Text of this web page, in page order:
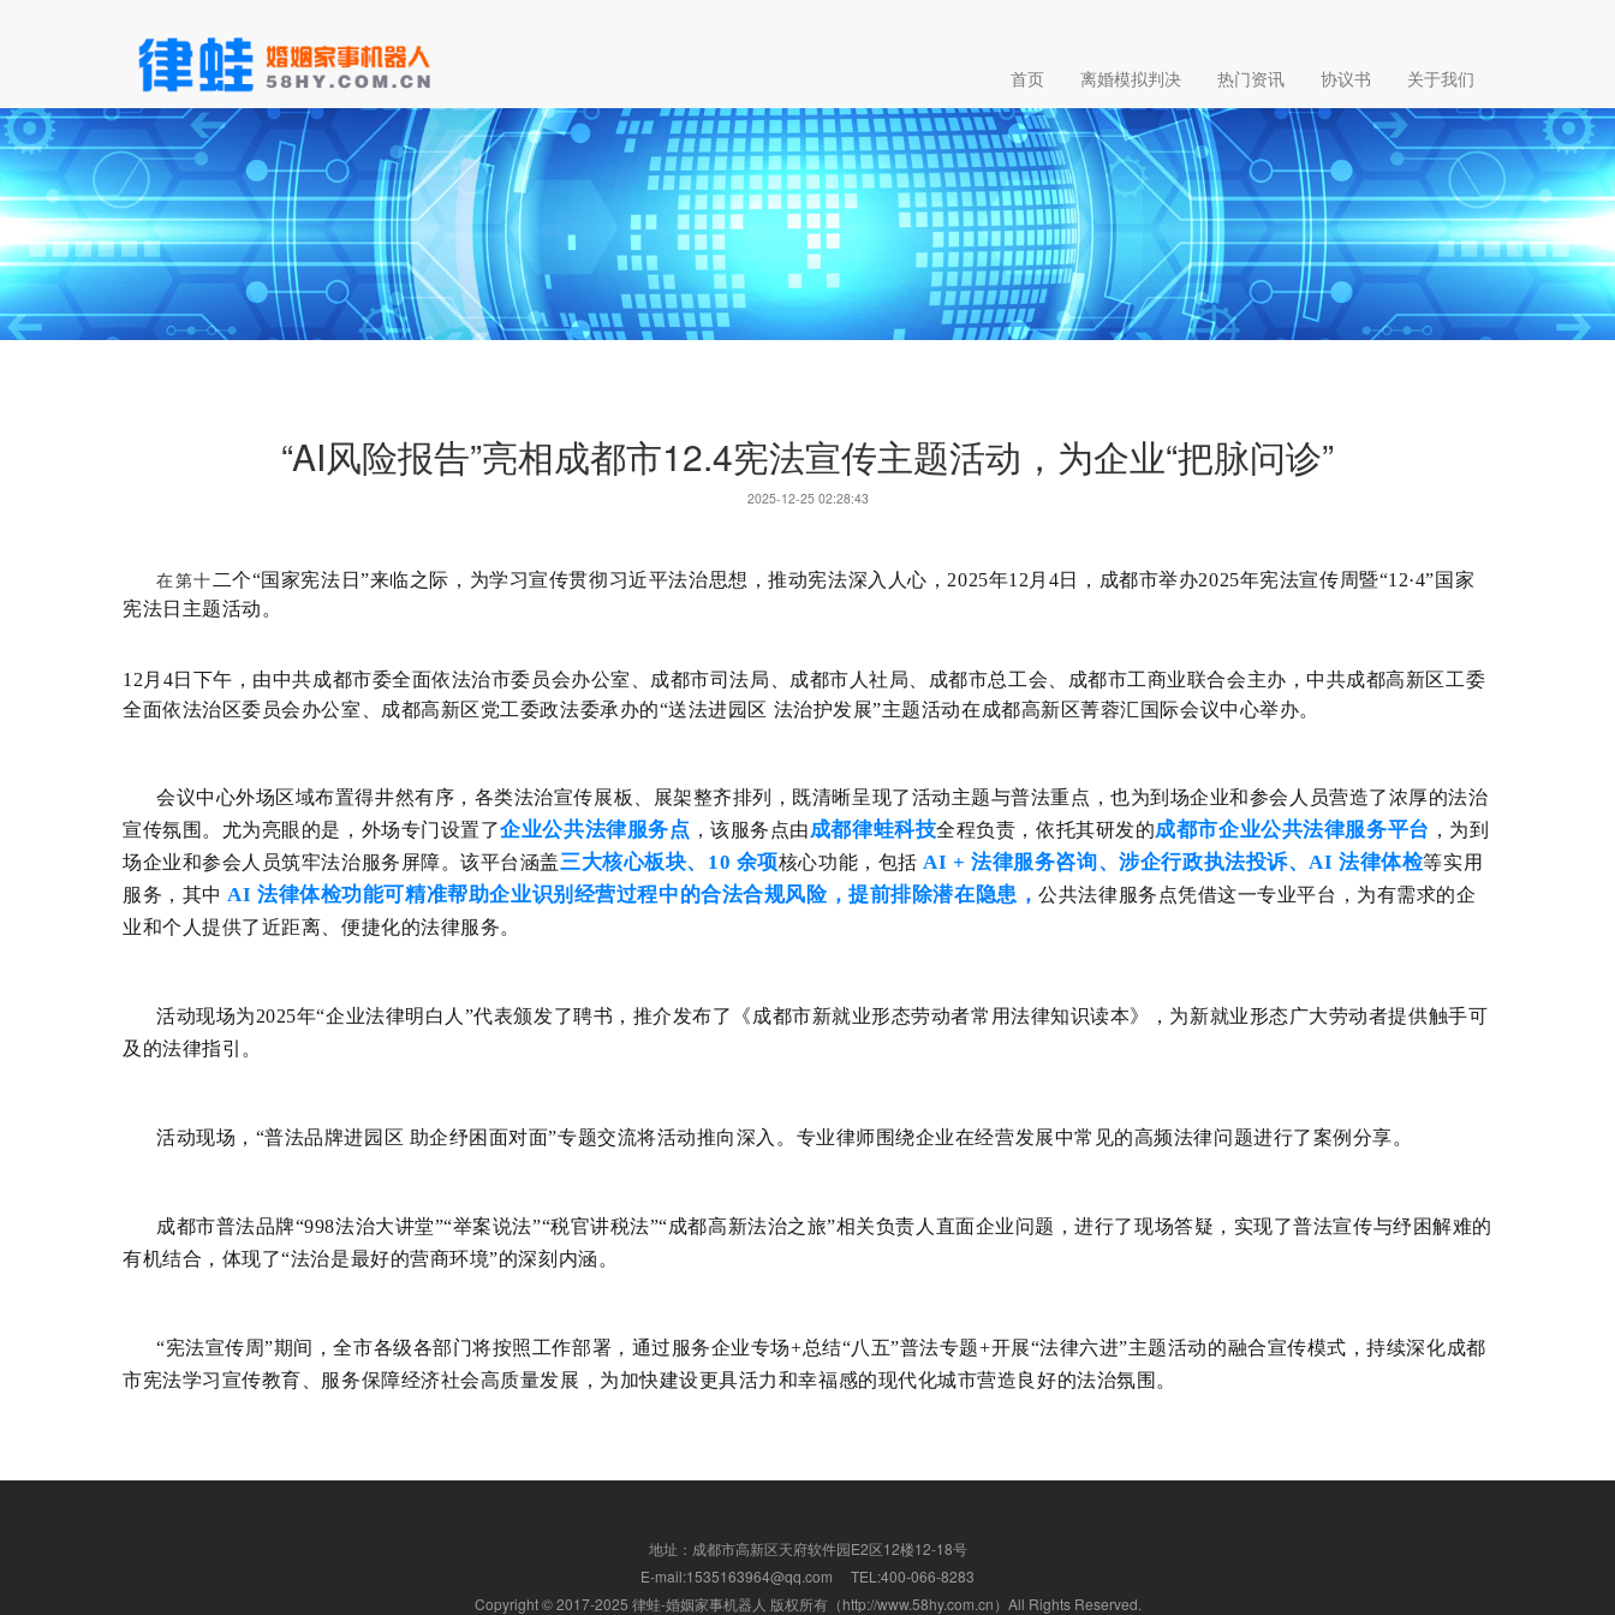
首页 离婚模拟判决 热门资讯 协议书 关于我们
“AI风险报告”亮相成都市12.4宪法宣传主题活动，为企业“把脉问诊”
2025-12-25 02:28:43
在第十 二个“国家宪法日”来临之际，为学习宣传贯彻习近平法治思想 ，推动宪法深入人心 ， 2025年12 月 4日，成都市举办2025年宪法宣传周暨“12·4”国家
宪法日 主题活动 。
12月4日下午，由中共成都市委全面依法治市委员会办公室、成都市司法局、成都市人社局、成都市总工会、成都市工商业联合会主办，中共成都高新区工委
全面依法治区委员会办公室、
成都高新区党工委政法委承办的“送法进园区 法治护发展”主题活动在成都高新区菁蓉汇国际会议中心举办。
会议中心外场区域布置得井然有序，各类法治宣传展板、展架整齐排列，既清晰呈现了活动主题与普法重点，也为到场企业和参会人员营造了浓厚的法治
宣传氛围。尤为亮眼的是，外场专门设置了企业公共法律服务点 ，该服务点由成都律蛙科技全程负责，依托其研发的成都市企业公共法律服务平台 ，为到
场企业和参会人员筑牢法治服务屏障。该平台涵盖三大核心板块、10 余项核心功能，包括 AI + 法律服务咨询、涉企行政执法投诉、AI 法律体检等实用
服务，其中 AI 法律体检功能可精准帮助企业识别经营过程中的合法合规风险，提前排除潜在隐患，公共法律服务点凭借这一专业平台，为有需求的企
业和个人提供了近距离、便捷化的法律服务。
活动现场为2025年“企业法律明白人 ”代表颁发了聘书，推介发布了《成都市新就业形态劳动者常用法律知识读本》， 为新就业形态广大劳动者提供触手可
及的法律指引。
活动现场， “普法品牌进园区 助企纾困面对面”专题交流将活动推向深入 。 专业律师围绕企业在经营发展中常见的高频法律问题进行了案例分享。
成都市普法品牌“998法治大讲堂”“举案说法”“税官讲税法”“成都高新法治之旅”相关负责人直面企业问题，进行了现场答疑 ，实现了普法宣传与纾困解难的
有机结合，体现了“法治是最好的营商环境”的深刻内涵。
“宪法宣传周”期间，全市各级各部门将按照工作部署，通过服务企业专场+总结“八五”普法专题+开展“法律六进”主题活动的融合宣传模式，持续深化成都
市宪法学习宣传教育、服务保障经济社会高质量发展 ，为加快建设更具活力和幸福感的现代化城市营造良好的法治氛围 。
地址：成都市高新区天府软件园E2区12楼12-18号
E-mail:1535163964@qq.com TEL:400-066-8283
Copyright © 2017-2025 律蛙-婚姻家事机器人 版权所有（http://www.58hy.com.cn）All Rights Reserved.